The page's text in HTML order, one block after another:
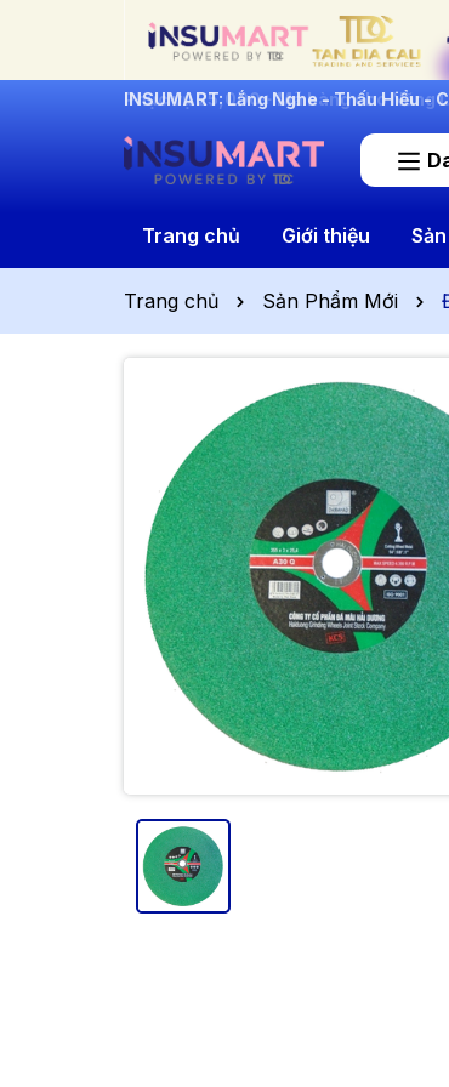
INSUMART: Lắng Nghe - Thấu Hiểu -
Trang chủ Giới thiệu
Trang chủ Sản Phẩm Mới